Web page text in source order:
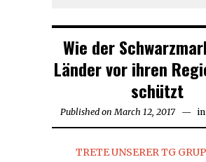
Wie der
Länder vor ihren
schützt
Published on March 12, 2017 April in
TRETE UNSERER TG